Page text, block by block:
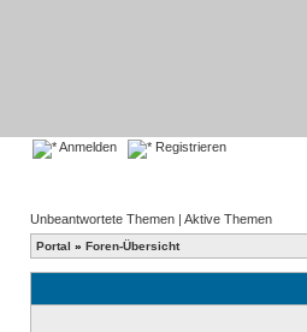
Anmelden Registrieren
Unbeantwortete Themen | Aktive Themen
Portal » Foren-Übersicht